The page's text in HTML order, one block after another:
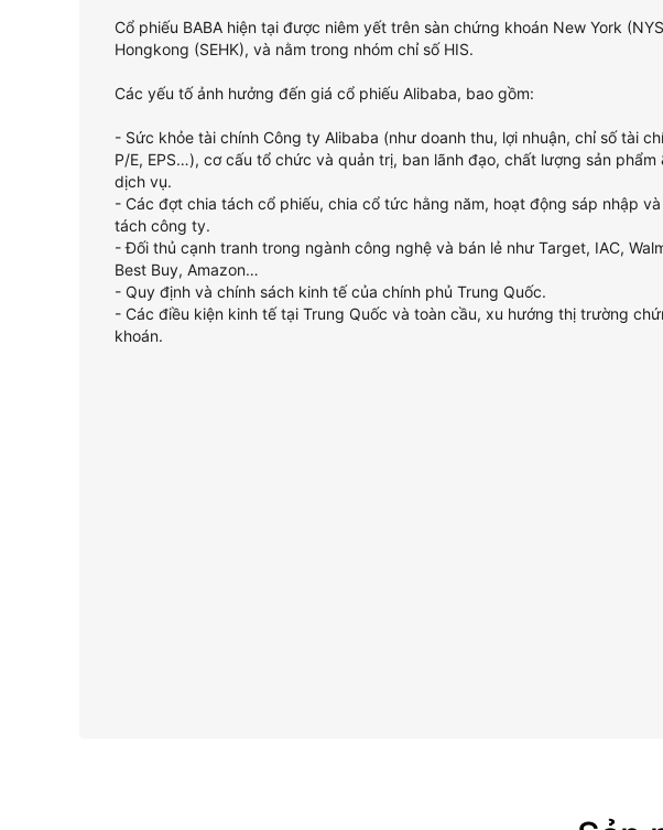
Cổ phiếu BABA hiện tại được niêm yết trên sàn chứng khoán New York
Hongkong (SEHK), và nằm trong nhóm chỉ số HIS.
Các yếu tố ảnh hưởng đến giá cổ phiếu Alibaba, bao gồm:
- Sức khỏe tài chính Công ty Alibaba (như doanh thu, lợi nhuận, chỉ số tài
P/E, EPS…), cơ cấu tổ chức và quản trị, ban lãnh đạo, chất lượng sản phẩm
dịch vụ.
- Các đợt chia tách cổ phiếu, chia cổ tức hằng năm, hoạt động sáp nhập và
tách công ty.
- Đối thủ cạnh tranh trong ngành công nghệ và bán lẻ như Target, IAC,
Best Buy, Amazon…
- Quy định và chính sách kinh tế của chính phủ Trung Quốc.
- Các điều kiện kinh tế tại Trung Quốc và toàn cầu, xu hướng thị trường
khoán.